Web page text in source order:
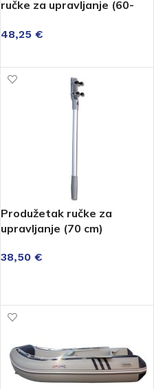
ručke za upravljanje (60-
48,25 €
Produžetak ručke za
upravljanje (70 cm)
38,50 €